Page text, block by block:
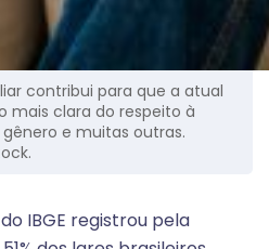
contribui para que a atual
mais clara do respeito à
e muitas outras.
IBGE registrou pela